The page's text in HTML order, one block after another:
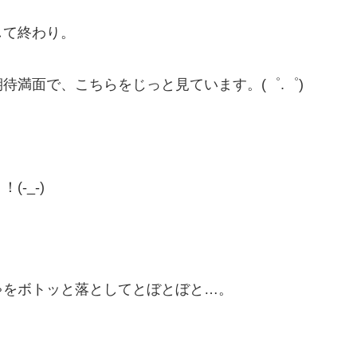
終わり。
満面で、こちらをじっと見ています。(゜.゜)
(-_-)
ボトッと落としてとぼとぼと…。